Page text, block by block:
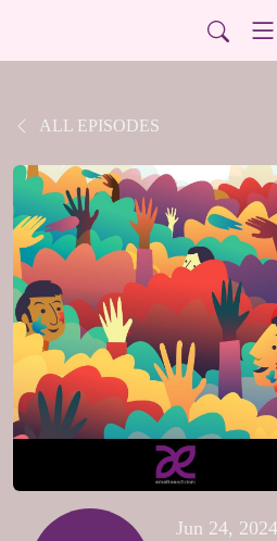
ALL EPISODES
Jun 24, 2024